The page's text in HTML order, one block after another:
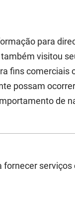
para
visitou
fins comerciais
possam
de
fornecer